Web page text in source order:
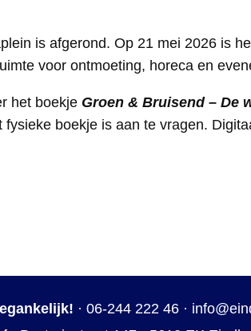
is afgerond. Op 21 mei 2026 is
voor ontmoeting, horeca en
het boekje Groen & Bruisend – De
boekje is aan te vragen.
· 06-244 222 46·